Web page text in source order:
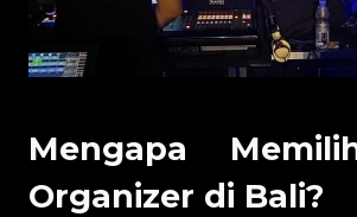
Mengapa
Organizer di Bali?